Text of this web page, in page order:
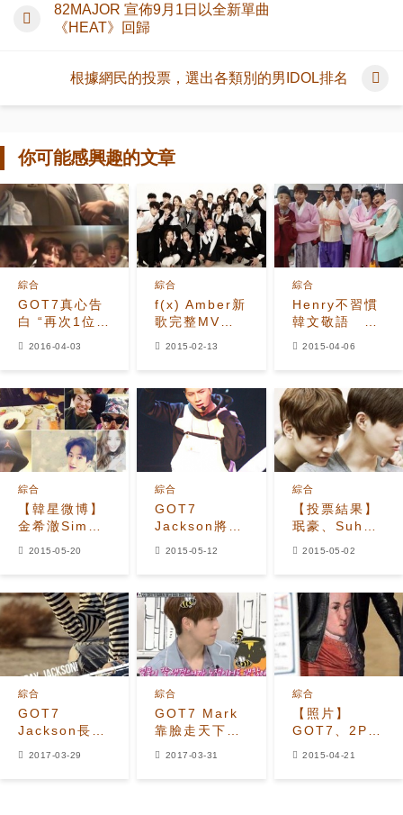
82MAJOR 宣佈9月1日以全新單曲
《HEAT》回歸
根據網民的投票，選出各類別的男IDOL排名
你可能感興趣的文章
GOT7真心告
白 “再次1位感
綜合
2016-04-03
f(x) Amber新
歌完整MV公
綜合
2015-02-13
Henry不習慣
韓文敬語
綜合
2015-04-06
【韓星微博】
金希澈Simon
綜合
2015-05-20
GOT7
Jackson將擔
綜合
2015-05-12
【投票結果】
珉豪、Suho
綜合
2015-05-02
GOT7
Jackson長尾
綜合
2017-03-29
GOT7 Mark
靠臉走天下
綜合
2017-03-31
【照片】
GOT7、2PM
綜合
2015-04-21